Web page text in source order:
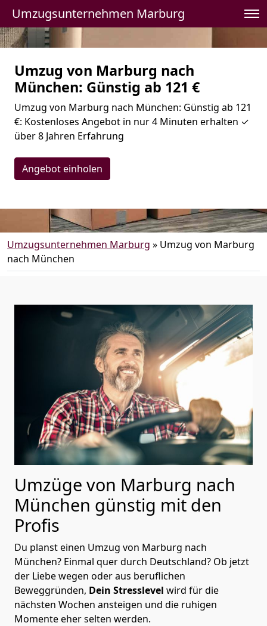
Umzugsunternehmen Marburg
Umzug von Marburg nach
München: Günstig ab 121 €
Umzug von Marburg nach München: Günstig ab 121
€: Kostenloses Angebot in nur 4 Minuten erhalten ✓
über 8 Jahren Erfahrung
Angebot einholen
Umzugsunternehmen Marburg » Umzug von Marburg
nach München
Umzüge von Marburg nach
München günstig mit den
Profis
Du planst einen Umzug von Marburg nach
München? Einmal quer durch Deutschland? Ob jetzt
der Liebe wegen oder aus beruflichen
Beweggründen, Dein Stresslevel wird für die
nächsten Wochen ansteigen und die ruhigen
Momente eher selten werden.